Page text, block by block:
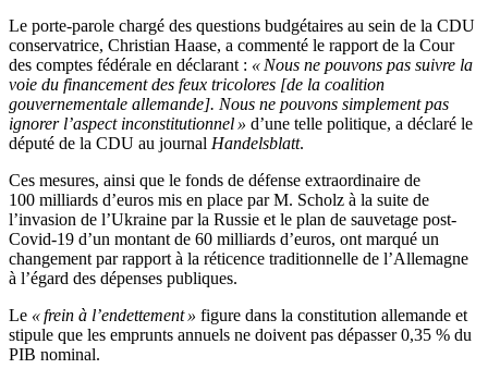
Le porte-parole chargé des questions budgétaires au sein de la CDU
conservatrice, Christian Haase, a commenté le rapport de la Cour
des comptes fédérale en déclarant : « Nous ne pouvons pas suivre la
voie du financement des feux tricolores [de la coalition
gouvernementale allemande]. Nous ne pouvons simplement pas
ignorer l’aspect inconstitutionnel » d’une telle politique, a déclaré le
député de la CDU au journal Handelsblatt.
Ces mesures, ainsi que le fonds de défense extraordinaire de
100 milliards d’euros mis en place par M. Scholz à la suite de
l’invasion de l’Ukraine par la Russie et le plan de sauvetage post-
Covid-19 d’un montant de 60 milliards d’euros, ont marqué un
changement par rapport à la réticence traditionnelle de l’Allemagne
à l’égard des dépenses publiques.
Le « frein à l’endettement » figure dans la constitution allemande et
stipule que les emprunts annuels ne doivent pas dépasser 0,35 % du
PIB nominal.